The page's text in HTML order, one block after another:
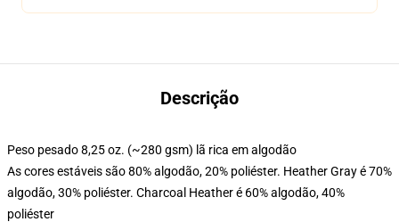
Descrição
Peso pesado 8,25 oz. (~280 gsm) lã rica em algodão
As cores estáveis são 80% algodão, 20% poliéster. Heather Gray é 70%
algodão, 30% poliéster. Charcoal Heather é 60% algodão, 40%
poliéster